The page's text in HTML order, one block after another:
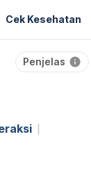
Cek Kesehatan
Penjelas